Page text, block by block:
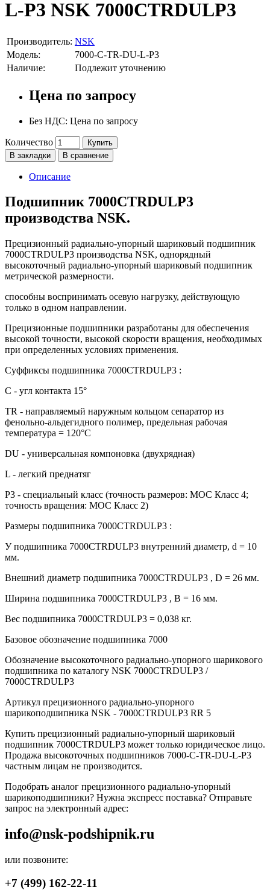
L-P3 NSK 7000CTRDULP3
Производитель: NSK
Модель:
7000-C-TR-DU-L-P3
Наличие:
Подлежит уточнению
Цена по запросу
Без НДС: Цена по запросу
Количество
Купить
В закладки
В сравнение
Описание
Подшипник 7000CTRDULP3
производства NSK.
Прецизионный радиально-упорный шариковый подшипник
7000CTRDULP3 производства NSK, однорядный
высокоточный радиально-упорный шариковый подшипник
метрической размерности.
способны воспринимать осевую нагрузку, действующую
только в одном направлении.
Прецизионные подшипники разработаны для обеспечения
высокой точности, высокой скорости вращения, необходимых
при определенных условиях применения.
Суффиксы подшипника 7000CTRDULP3 :
C - угл контакта 15°
TR - направляемый наружным кольцом сепаратор из
фенольно-альдегидного полимер, предельная рабочая
температура = 120°С
DU - универсальная компоновка (двухрядная)
L - легкий преднатяг
P3 - специальный класс (точность размеров: МОС Класс 4;
точность вращения: МОС Класс 2)
Размеры подшипника 7000CTRDULP3 :
У подшипника 7000CTRDULP3 внутренний диаметр, d = 10
мм.
Внешний диаметр подшипника 7000CTRDULP3 , D = 26 мм.
Ширина подшипника 7000CTRDULP3 , B = 16 мм.
Вес подшипника 7000CTRDULP3 = 0,038 кг.
Базовое обозначение подшипника 7000
Обозначение высокоточного радиально-упорного шарикового
подшипника по каталогу NSK 7000CTRDULP3 /
7000CTRDULP3
Артикул прецизионного радиально-упорного
шарикоподшипника NSK - 7000CTRDULP3 RR 5
Купить прецизионный радиально-упорный шариковый
подшипник 7000CTRDULP3 может только юридическое лицо.
Продажа высокоточных подшипников 7000-C-TR-DU-L-P3
частным лицам не производится.
Подобрать аналог прецизионного радиально-упорный
шарикоподшипники? Нужна экспресс поставка? Отправьте
запрос на электронный адрес:
info@nsk-podshipnik.ru
или позвоните:
+7 (499) 162-22-11